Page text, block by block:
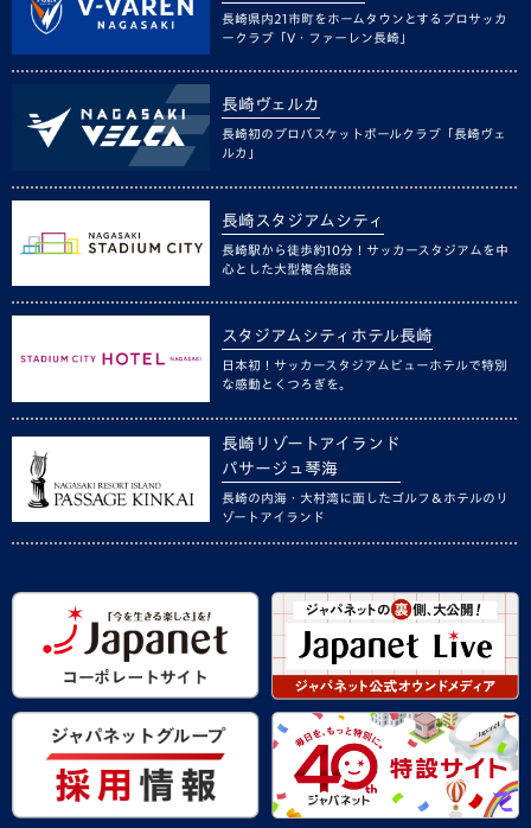
長崎県内21市町をホームタウンとするプロサッカ
ークラブ「V・ファーレン長崎」
長崎ヴェルカ
長崎初のプロバスケットボールクラブ「長崎ヴェ
ルカ」
長崎スタジアムシティ
長崎駅から徒歩約10分！サッカースタジアムを中
心とした大型複合施設
スタジアムシティホテル長崎
日本初！サッカースタジアムビューホテルで特別
な感動とくつろぎを。
長崎リゾートアイランド
パサージュ琴海
長崎の内海・大村湾に面したゴルフ＆ホテルのリ
ゾートアイランド